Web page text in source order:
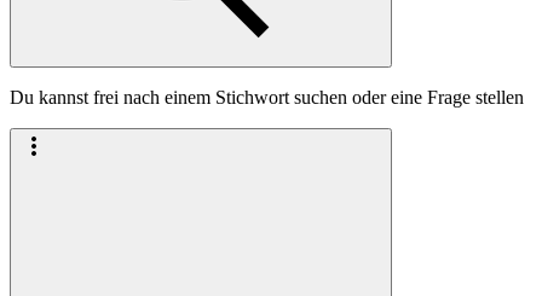
Du kannst frei nach einem Stichwort suchen oder eine Frage stellen